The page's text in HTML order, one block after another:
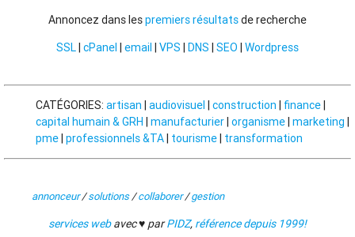
Annoncez dans lespremiers résultatsde recherche
SSL| cPanel | email | VPS | DNS | SEO | Wordpress
CATÉGORIES: artisan | audiovisuel | construction | finance|
capital humain & GRH | manufacturier| organisme| marketing |
pme| professionnels &TA| tourisme| transformation
annonceur/solutions/collaborer/gestion
services webavec ♥ parPIDZ, référence depuis 1999!